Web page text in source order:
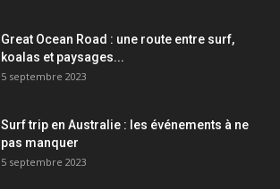
Great Ocean Road : une route entre surf,
koalas et paysages...
5 septembre 2023
Surf trip en Australie : les événements à ne
pas manquer
5 septembre 2023